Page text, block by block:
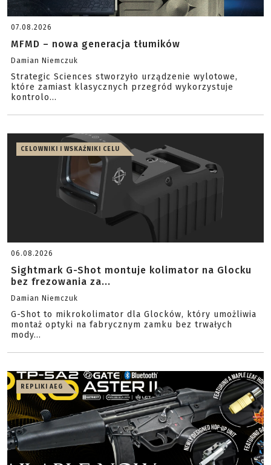
07.08.2026
MFMD – nowa generacja tłumików
Damian Niemczuk
Strategic Sciences stworzyło urządzenie wylotowe,
które zamiast klasycznych przegród wykorzystuje
kontrolo...
CELOWNIKI I WSKAŹNIKI CELU
06.08.2026
Sightmark G-Shot montuje kolimator na Glocku
bez frezowania za...
Damian Niemczuk
G-Shot to mikrokolimator dla Glocków, który umożliwia
montaż optyki na fabrycznym zamku bez trwałych
mody...
REPLIKI AEG